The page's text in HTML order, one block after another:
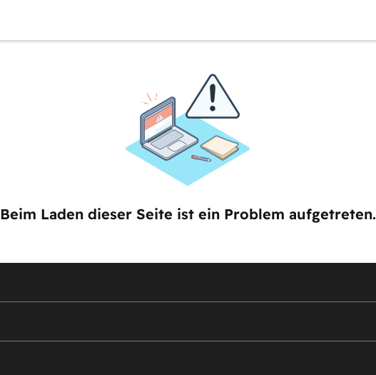
Beim Laden dieser Seite ist ein Problem aufgetreten.